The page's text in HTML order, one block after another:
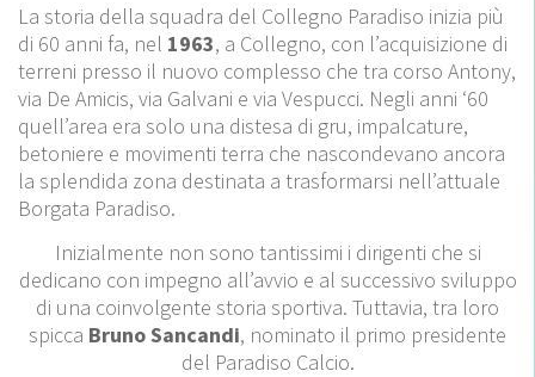
La storia della squadra del Collegno Paradiso inizia più
di 60 anni fa, nel 1963, a Collegno, con l’acquisizione di
terreni presso il nuovo complesso che tra corso Antony,
via De Amicis, via Galvani e via Vespucci. Negli anni ‘60
quell’area era solo una distesa di gru, impalcature,
betoniere e movimenti terra che na­scondevano ancora
la splendida zona destinata a trasformarsi nell’attuale
Borgata Paradiso.
Inizialmente non sono tantissimi i dirigenti che si
dedicano con impegno all’avvio e al successivo sviluppo
di una coinvolgente storia sportiva. Tuttavia, tra loro
spicca Bruno Sancandi, nominato il primo presidente
del Paradiso Calcio.